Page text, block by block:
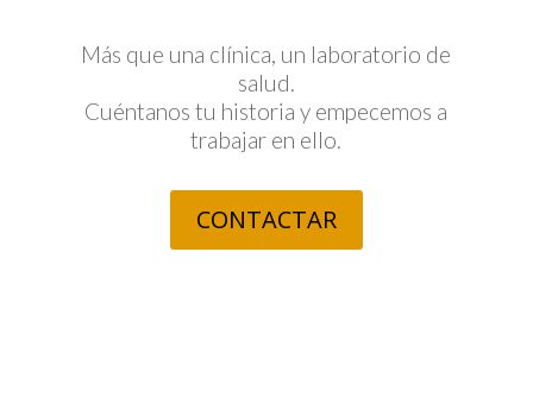
Más que una clínica, un laboratorio de
salud.
Cuéntanos tu historia y empecemos a
trabajar en ello.
CONTACTAR